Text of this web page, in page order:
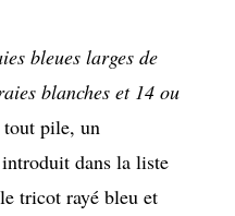
bleues larges de
blanches et 14 ou
pile, un
dans la liste
tricot rayé bleu et